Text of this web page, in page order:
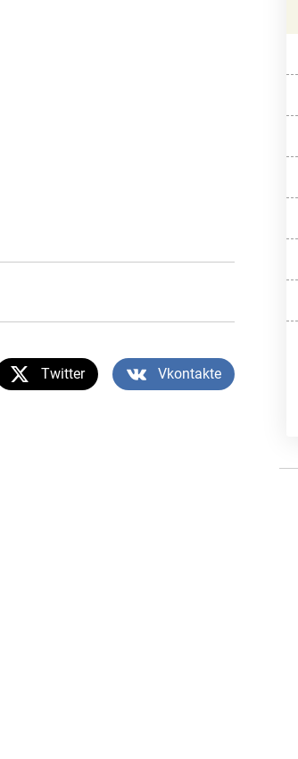
Twitter Vkontakte